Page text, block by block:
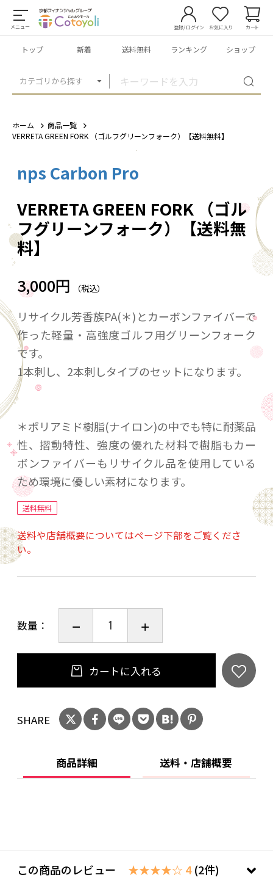
メニュー
カテゴリから探す
登録/ログイン お気に入り カート
トップ 新着 送料無料 ランキング ショップ
ホーム
商品一覧
VERRETA GREEN FORK （ゴルフグリーンフォーク）【送料無料】
nps Carbon Pro
VERRETA GREEN FORK （ゴル
フグリーンフォーク）【送料無
料】
3,000円 （税込）
リサイクル芳香族PA(＊)とカーボンファイバーで
作った軽量・高強度ゴルフ用グリーンフォーク
です。
1本刺し、2本刺しタイプのセットになります。
＊ポリアミド樹脂(ナイロン)の中でも特に耐薬品
性、摺動特性、強度の優れた材料で樹脂もカー
ボンファイバーもリサイクル品を使用している
ため環境に優しい素材になります。
送料無料
送料や店舗概要についてはページ下部をご覧くださ
い。
数量：
カートに入れる
SHARE
商品詳細 送料・店舗概要
この商品のレビュー ★★★★☆ 4 (2件)